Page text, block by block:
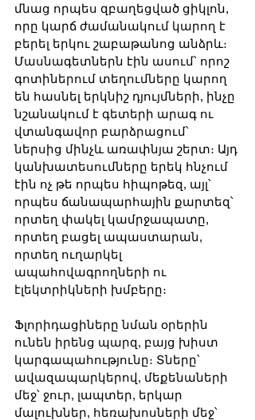
մնաց որպես զբաղեցված ցիկլոն,
որը կարճ ժամանակում կարող է
բերել երկու շաբաթանոց անձրև։
Մասնագետներն էին ասում՝ որոշ
գոտիներում տեղումները կարող
են հասնել երկնիշ դյույմների, ինչը
նշանակում է գետերի արագ ու
վտանգավոր բարձրացում՝
ներսից մինչև առափնյա շերտ։ Այդ
կանխատեսումները երեկ հնչում
էին ոչ թե որպես հիպոթեզ, այլ՝
որպես ճանապարհային քարտեզ՝
որտեղ փակել կամրջապատը,
որտեղ բացել ապաստարան,
որտեղ ուղարկել
ապահովագրողների ու
էլեկտրիկների խմբերը։
Ֆլորիդացիները նման օրերին
ունեն իրենց պարզ, բայց խիստ
կարգապահությունը։ Տները՝
ավազապարկերով, մեքենաների
մեջ՝ ջուր, լապտեր, երկար
մալուխներ, հեռախոսների մեջ՝